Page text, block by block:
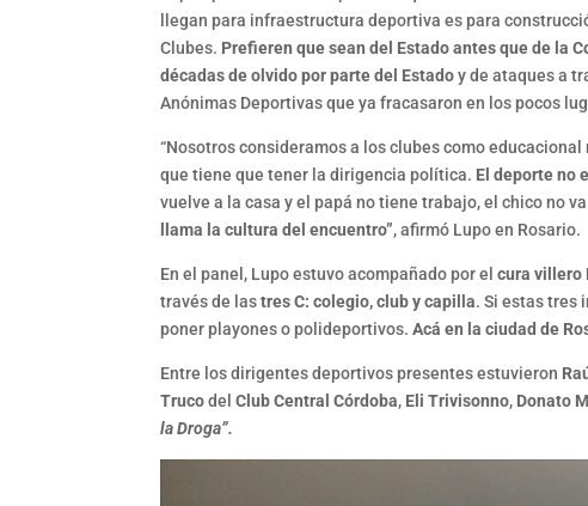
llegan para infraestructura deportiva es para
Clubes. Prefieren que sean del Estado antes que de la
décadas de olvido por parte del Estadoy de ataques a
Anónimas Deportivas que ya fracasaron en los pocos
“Nosotros consideramos a los clubes como
que tiene que tener la dirigencia política. El deporte no
vuelve a la casa y el papá no tiene trabajo, el chico no
llama la cultura del encuentro”, afirmó Lupo en Rosario.
En el panel, Lupo estuvo acompañado por elcura villero
través de lastres C: colegio, club y capilla. Si estas tres
poner playones o polideportivos.Acá en la ciudad de
Entre los dirigentes deportivos presentes estuvieron
TrucodelClub Central Córdoba, Eli Trivisonno, Donato
la Droga”.